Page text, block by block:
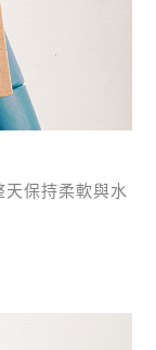
保持柔軟與水